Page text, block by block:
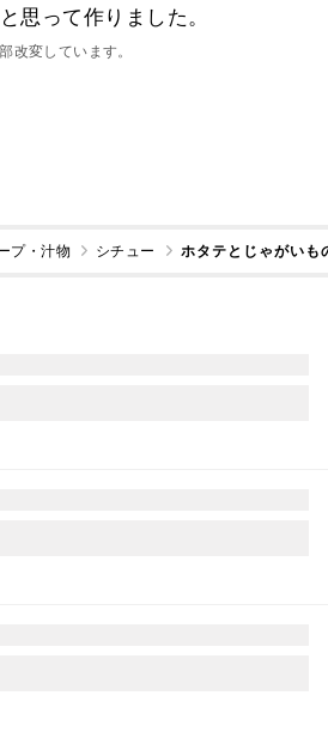
思って作りました。
改変しています。
プ・汁物 シチュー ホタテとじゃがいも